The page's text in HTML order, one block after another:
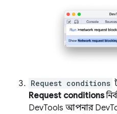
Request conditions
Request conditions
DevTools আপনার